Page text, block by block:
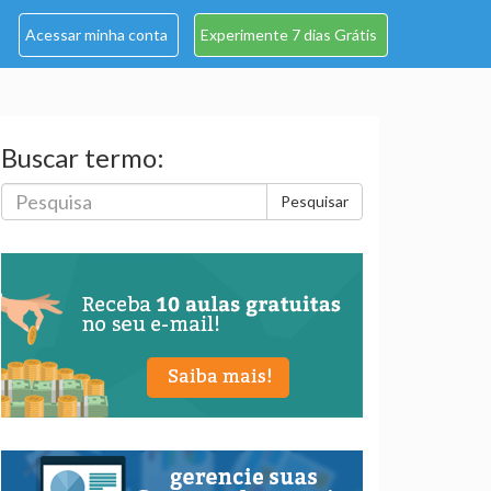
Acessar minha conta Experimente 7 dias Grátis
Buscar termo:
Pesquisar